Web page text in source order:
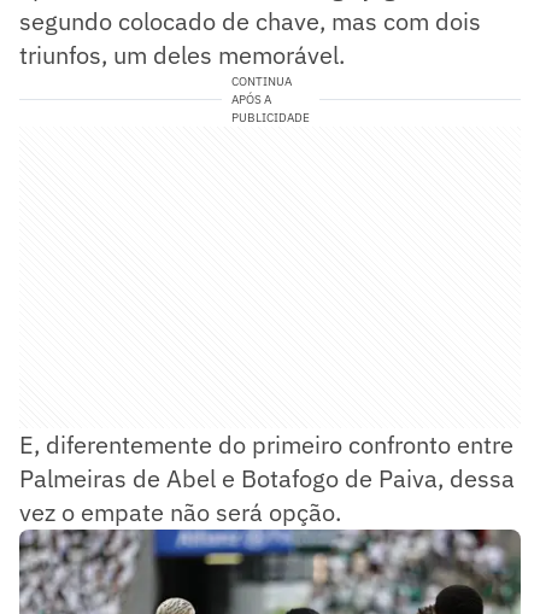
segundo colocado de chave, mas com dois
triunfos, um deles memorável.
CONTINUA
APÓS A
PUBLICIDADE
E, diferentemente do primeiro confronto entre
Palmeiras de Abel e Botafogo de Paiva, dessa
vez o empate não será opção.